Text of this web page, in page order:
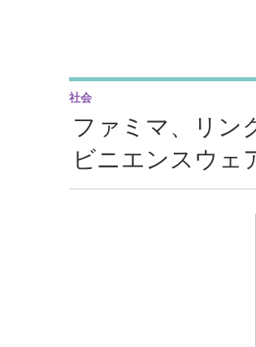
ファミマ、リン
ビニエンスウェ
社会